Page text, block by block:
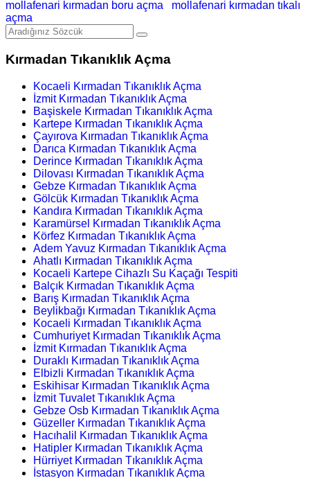
mollafenari kırmadan boru açma
mollafenari kırmadan tıkalı
açma
Kırmadan Tıkanıklık Açma
Kocaeli Kırmadan Tıkanıklık Açma
İzmit Kırmadan Tıkanıklık Açma
Başiskele Kırmadan Tıkanıklık Açma
Kartepe Kırmadan Tıkanıklık Açma
Çayırova Kırmadan Tıkanıklık Açma
Darıca Kırmadan Tıkanıklık Açma
Derince Kırmadan Tıkanıklık Açma
Dilovası Kırmadan Tıkanıklık Açma
Gebze Kırmadan Tıkanıklık Açma
Gölcük Kırmadan Tıkanıklık Açma
Kandıra Kırmadan Tıkanıklık Açma
Karamürsel Kırmadan Tıkanıklık Açma
Körfez Kırmadan Tıkanıklık Açma
Adem Yavuz Kırmadan Tıkanıklık Açma
Ahatlı Kırmadan Tıkanıklık Açma
Kocaeli Kartepe Cihazlı Su Kaçağı Tespiti
Balçık Kırmadan Tıkanıklık Açma
Barış Kırmadan Tıkanıklık Açma
Beylikbağı Kırmadan Tıkanıklık Açma
Kocaeli Kırmadan Tıkanıklık Açma
Cumhuriyet Kırmadan Tıkanıklık Açma
İzmit Kırmadan Tıkanıklık Açma
Duraklı Kırmadan Tıkanıklık Açma
Elbizli Kırmadan Tıkanıklık Açma
Eskihisar Kırmadan Tıkanıklık Açma
İzmit Tuvalet Tıkanıklık Açma
Gebze Osb Kırmadan Tıkanıklık Açma
Güzeller Kırmadan Tıkanıklık Açma
Hacıhalil Kırmadan Tıkanıklık Açma
Hatipler Kırmadan Tıkanıklık Açma
Hürriyet Kırmadan Tıkanıklık Açma
İstasyon Kırmadan Tıkanıklık Açma